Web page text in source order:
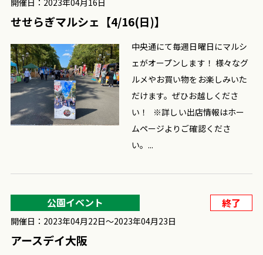
中央通にて毎週日曜日にマルシ
ェがオープンします！ 様々なグ
ルメやお買い物をお楽しみいた
だけます。ぜひお越しくださ
い！ ※詳しい出店情報はホー
ムページよりご確認くださ
い。...
開催日：2023年04月16日
せせらぎマルシェ【4/16(日)】
公園イベント 終了
開催日：2023年04月22日〜2023年04月23日
アースデイ大阪